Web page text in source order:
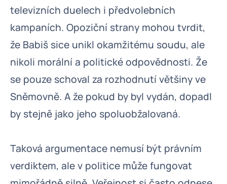
televizních duelech i předvolebních
kampaních. Opoziční strany mohou tvrdit,
že Babiš sice unikl okamžitému soudu, ale
nikoli morální a politické odpovědnosti. Že
se pouze schoval za rozhodnutí většiny ve
Sněmovně. A že pokud by byl vydán, dopadl
by stejně jako jeho spoluobžalovaná.
Taková argumentace nemusí být právním
verdiktem, ale v politice může fungovat